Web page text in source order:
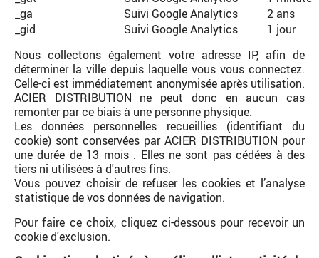
_ga
Suivi Google Analytics
2 ans
_gid
Suivi Google Analytics
1 jour
Nous collectons également votre adresse IP, afin de
déterminer la ville depuis laquelle vous vous connectez.
Celle-ci est immédiatement anonymisée après utilisation.
ACIER DISTRIBUTION ne peut donc en aucun cas
remonter par ce biais à une personne physique.
Les données personnelles recueillies (identifiant du
cookie) sont conservées par ACIER DISTRIBUTION pour
une durée de 13 mois . Elles ne sont pas cédées à des
tiers ni utilisées à d'autres fins.
Vous pouvez choisir de refuser les cookies et l’analyse
statistique de vos données de navigation.
Pour faire ce choix, cliquez ci-dessous pour recevoir un
cookie d'exclusion.